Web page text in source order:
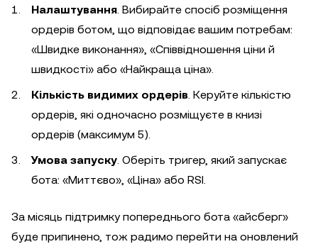
Налаштування. Вибирайте спосіб розміщення
ордерів ботом, що відповідає вашим потребам:
«Швидке виконання», «Співвідношення ціни й
швидкості» або «Найкраща ціна».
Кількість видимих ордерів. Керуйте кількістю
ордерів, які одночасно розміщуєте в книзі
ордерів (максимум 5).
Умова запуску. Оберіть тригер, який запускає
бота: «Миттєво», «Ціна» або RSI.
За місяць підтримку попереднього бота «айсберг»
буде припинено, тож радимо перейти на оновлений